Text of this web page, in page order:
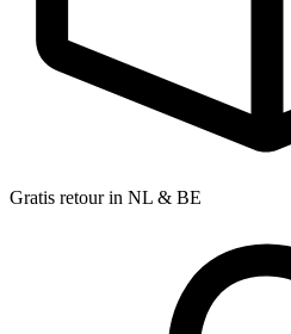
Gratis retour in NL & BE